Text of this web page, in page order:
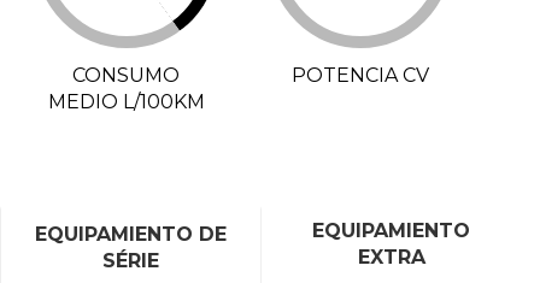
CONSUMO
MEDIO L/100KM
POTENCIA CV
EQUIPAMIENTO DE
SÉRIE
EQUIPAMIENTO
EXTRA